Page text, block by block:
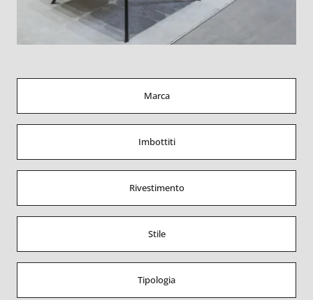
Marca
Imbottiti
Rivestimento
Stile
Tipologia